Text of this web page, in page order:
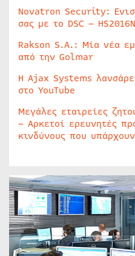
Novatron Security:
σας με το DSC –
Rakson S.A.: Μία νέα
από την Golmar
Η Ajax Systems
στο YouTube
Μεγάλες εταιρείες
– Αρκετοί ερευνητές
κινδύνους που υπάρχουν